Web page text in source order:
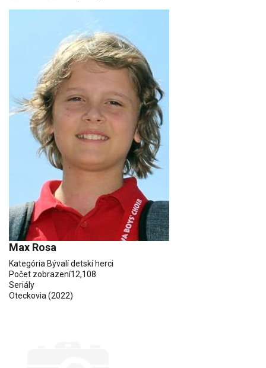
Max Rosa
Kategória Bývalí detskí herci
Počet zobrazení12,108
Seriály
Oteckovia (2022)